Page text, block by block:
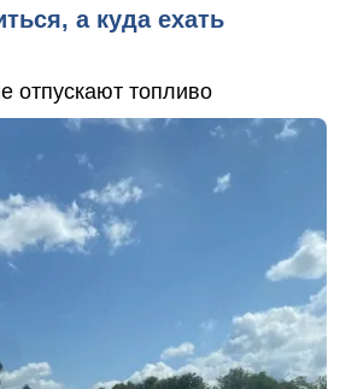
а куда ехать
отпускают топливо